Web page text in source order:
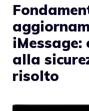
iMessage:
alla
risolto